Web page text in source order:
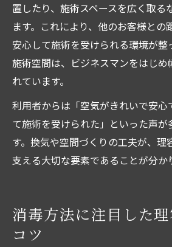
置したり、施術スペースを広く取る
ます。これにより、他のお客様との
安心して施術を受けられる環境が整
施術空間は、ビジネスマンをはじめ
れています。
利用者からは「空気がきれいで安心
て施術を受けられた」といった声が
す。換気や空間づくりの工夫が、理
支える大切な要素であることが分か
消毒方法に注目した
コツ